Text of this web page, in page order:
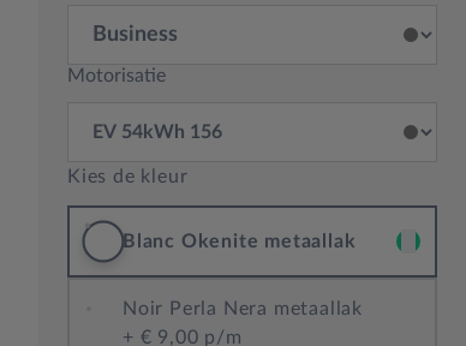
Motorisatie
Kies de kleur
Blanc Okenite metaallak
Noir Perla Nera metaallak
+
€ 9,00 p/m